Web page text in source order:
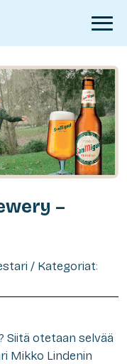
–
/ Kategoriat:
Siitä otetaan selvää
Mikko Lindenin